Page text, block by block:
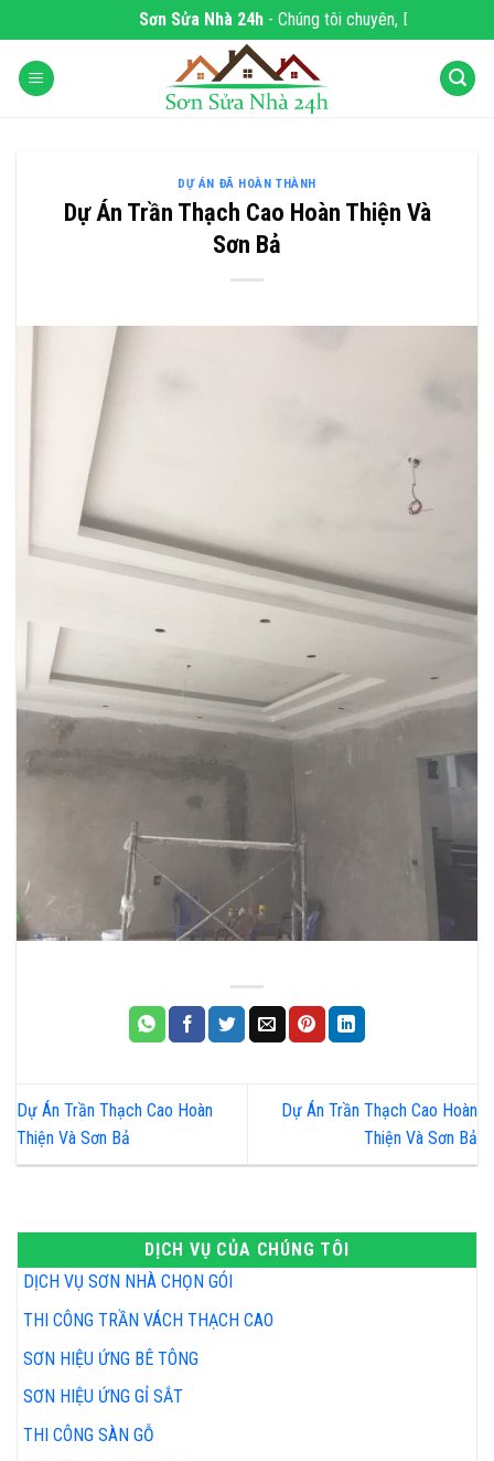
to
content
Sơn Sửa Nhà 24h- Chúng tôi chuyên, DỊCH VỤ SƠN
DỊCH VỤ CỦA CHÚNG TÔI
DỊCH VỤ SƠN NHÀ CHỌN GÓI
THI CÔNG TRẦN VÁCH THẠCH CAO
SƠN HIỆU ỨNG BÊ TÔNG
SƠN HIỆU ỨNG GỈ SẮT
THI CÔNG SÀN GỖ
DỰ ÁN ĐÃ HOÀN THÀNH
Dự Án Trần Thạch Cao Hoàn Thiện Và
Sơn Bả
Dự Án Trần Thạch Cao Hoàn
Thiện Và Sơn Bả
Dự Án Trần Thạch Cao Hoàn
Thiện Và Sơn Bả